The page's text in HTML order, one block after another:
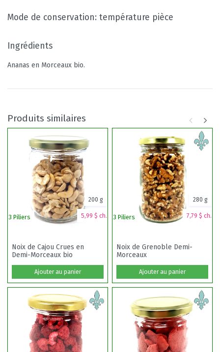
Mode de conservation: température pièce
Ingrédients
Ananas en Morceaux bio.
Produits similaires
3 Piliers 5,99 $ ch.
200 g
Noix de Cajou Crues en
Demi-Morceaux bio
Ajouter au panier
3 Piliers 7,79 $ ch.
280 g
Noix de Grenoble Demi-
Morceaux
Ajouter au panier